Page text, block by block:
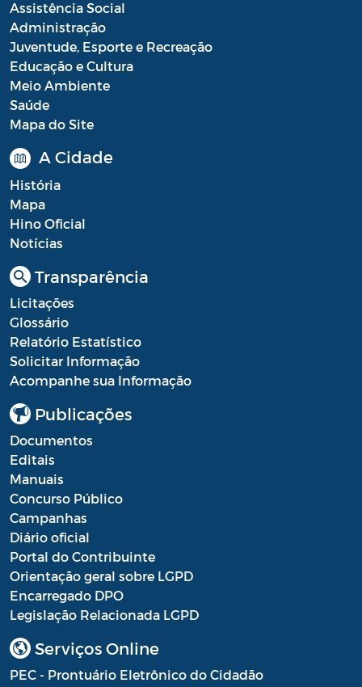
Assistência Social
Administração
Juventude, Esporte e Recreação
Educação e Cultura
Meio Ambiente
Saúde
Mapa do Site
A Cidade
História
Mapa
Hino Oficial
Notícias
Transparência
Licitações
Glossário
Relatório Estatístico
Solicitar Informação
Acompanhe sua Informação
Publicações
Documentos
Editais
Manuais
Concurso Público
Campanhas
Diário oficial
Portal do Contribuinte
Orientação geral sobre LGPD
Encarregado DPO
Legislação Relacionada LGPD
Serviços Online
PEC - Prontuário Eletrônico do Cidadão